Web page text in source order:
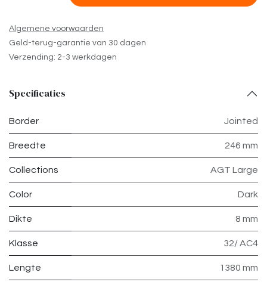
Algemene voorwaarden
Geld-terug-garantie van 30 dagen
Verzending: 2-3 werkdagen
Specificaties
Border Jointed
Breedte 246 mm
Collections AGT Large
Color Dark
Dikte 8 mm
Klasse 32/ AC4
Lengte 1380 mm